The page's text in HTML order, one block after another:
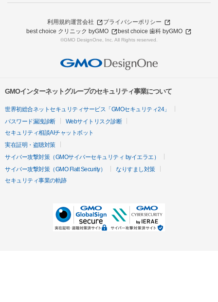
利用規約運営会社
プライバシーポリシー
best choice クリニック byGMO
best choice 歯科 byGMO
©GMO DesignOne, Inc. All Rights reserved.
GMOインターネットグループのセキュリティ事業について
世界初総合ネットセキュリティサービス「GMOセキュリティ24」
パスワード漏洩診断
Webサイトリスク診断
セキュリティ相談AIチャットボット
実在証明・盗聴対策
サイバー攻撃対策（GMOサイバーセキュリティ byイエラエ）
サイバー攻撃対策（GMO Flatt Security）
なりすまし対策
セキュリティ事業の軌跡